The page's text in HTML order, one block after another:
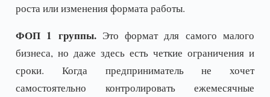
роста или изменения формата работы.
ФОП 1 группы.Это формат для самого малого
бизнеса, но даже здесь есть четкие ограничения и
сроки. Когда предприниматель не хочет
самостоятельно контролировать ежемесячные